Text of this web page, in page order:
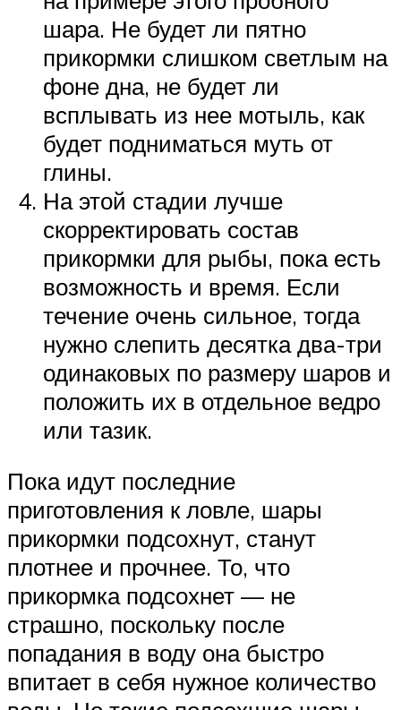
шара. Не будет ли пятно
прикормки слишком светлым на
фоне дна, не будет ли
всплывать из нее мотыль, как
будет подниматься муть от
глины.
На этой стадии лучше
скорректировать состав
прикормки для рыбы, пока есть
возможность и время. Если
течение очень сильное, тогда
нужно слепить десятка два-три
одинаковых по размеру шаров и
положить их в отдельное ведро
или тазик.
Пока идут последние
приготовления к ловле, шары
прикормки подсохнут, станут
плотнее и прочнее. То, что
прикормка подсохнет — не
страшно, поскольку после
попадания в воду она быстро
впитает в себя нужное количество